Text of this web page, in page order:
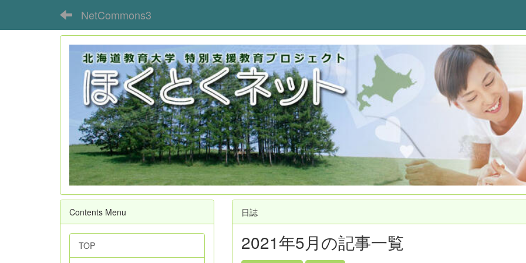
NetCommons3
日誌
2021年5月の記事一覧
Contents Menu
TOP